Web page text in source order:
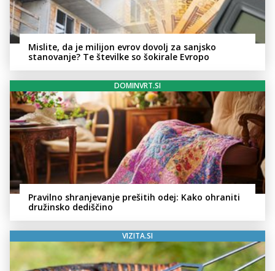
Mislite, da je milijon evrov dovolj za sanjsko
stanovanje? Te številke so šokirale Evropo
DOMINVRT.SI
Pravilno shranjevanje prešitih odej: Kako ohraniti
družinsko dediščino
VIZITA.SI